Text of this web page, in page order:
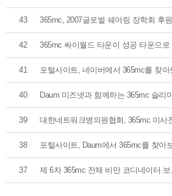
43 365mc, 2007글로벌 쉐어링 장학회 후원
42
41
40
39
38
37